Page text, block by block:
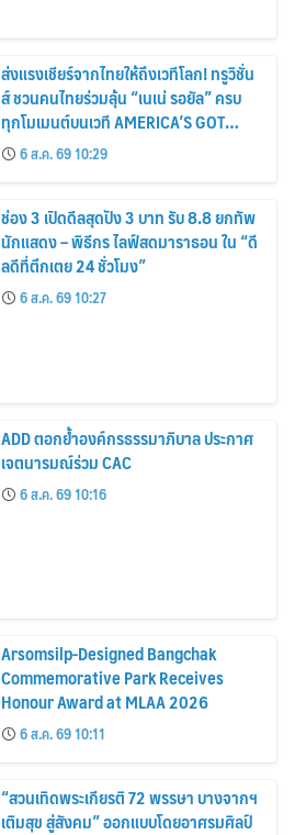
ส่งแรงเชียร์จากไทยให้ถึงเวทีโลก! ทรูวิชั่น
ส์ ชวนคนไทยร่วมลุ้น “เนเน่ รอยัล” ครบ
ทุกโมเมนต์บนเวที AMERICA’S GOT
TALENT SEASON 21
6 ส.ค. 69 10:29
ช่อง 3 เปิดดีลสุดปัง 3 บาท รับ 8.8 ยกทัพ
นักแสดง – พิธีกร ไลฟ์สดมาราธอน ใน “ดี
ลดีที่ตึกเตย 24 ชั่วโมง”
6 ส.ค. 69 10:27
ADD ตอกย้ำองค์กรธรรมาภิบาล ประกาศ
เจตนารมณ์ร่วม CAC
6 ส.ค. 69 10:16
Arsomsilp-Designed Bangchak
Commemorative Park Receives
Honour Award at MLAA 2026
6 ส.ค. 69 10:11
“สวนเทิดพระเกียรติ 72 พรรษา บางจากฯ
เติมสุข สู่สังคม” ออกแบบโดยอาศรมศิลป์